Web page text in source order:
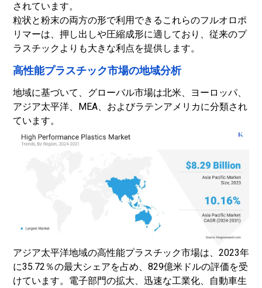
されています。
粒状と粉末の両方の形で利用できるこれらのフルオロポ
リマーは、押し出しや圧縮成形に適しており、従来のプ
ラスチックよりも大きな利点を提供します。
高性能プラスチック市場の地域分析
地域に基づいて、グローバル市場は北米、ヨーロッパ、
アジア太平洋、MEA、およびラテンアメリカに分類され
ています。
アジア太平洋地域の高性能プラスチック市場は、2023年
に35.72％の最大シェアを占め、829億米ドルの評価を受
けています。電子部門の拡大、迅速な工業化、自動車生